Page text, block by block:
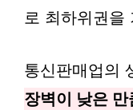
로 최하위권을
통신판매업의
장벽이 낮은